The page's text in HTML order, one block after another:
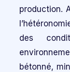
production.
des
bétonné,